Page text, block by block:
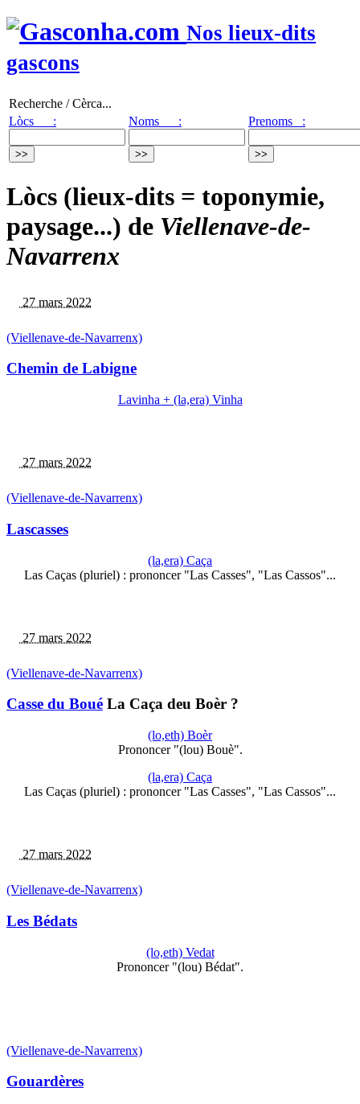
Nos lieux-dits
gascons
Recherche / Cèrca...
Lòcs :
Noms : Prenoms :
Lòcs (lieux-dits = toponymie,
paysage...) de Viellenave-de-
Navarrenx
27 mars 2022
(Viellenave-de-Navarrenx)
Chemin de Labigne
Lavinha + (la,era) Vinha
27 mars 2022
(Viellenave-de-Navarrenx)
Lascasses
(la,era) Caça
Las Caças (pluriel) : prononcer "Las Casses", "Las Cassos"...
27 mars 2022
(Viellenave-de-Navarrenx)
Casse du Boué La Caça deu Boèr ?
(lo,eth) Boèr
Prononcer "(lou) Bouè".
(la,era) Caça
Las Caças (pluriel) : prononcer "Las Casses", "Las Cassos"...
27 mars 2022
(Viellenave-de-Navarrenx)
Les Bédats
(lo,eth) Vedat
Prononcer "(lou) Bédat".
(Viellenave-de-Navarrenx)
Gouardères